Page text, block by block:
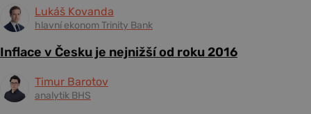
Lukáš Kovanda
hlavní ekonom Trinity Bank
Inflace v Česku je nejnižší od roku 2016
Timur Barotov
analytik BHS